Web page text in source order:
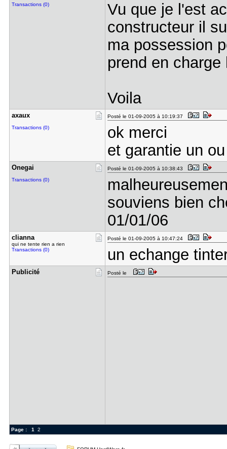
Transactions (0)
Vu que je l'est
constructeur il
ma possession
prend en
Voila
axaux
Transactions (0)
Posté le 01-09-2005 à 10:19:37
ok merci
et garantie un
Onegai
Transactions (0)
Posté le 01-09-2005 à 10:38:43
souviens bien
01/01/06
clianna
qui ne tente rien a rien
Transactions (0)
Posté le 01-09-2005 à 10:47:24
un echange
Publicité Posté le
Page : 1 2